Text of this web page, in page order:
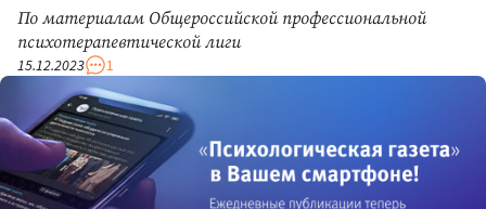
По материалам Общероссийской профессиональной
психотерапевтической лиги
15.12.2023 1